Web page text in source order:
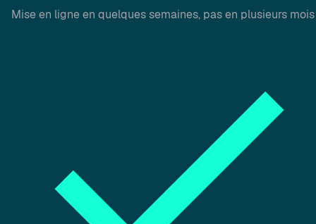
Mise en ligne en quelques semaines, pas en plusieurs mois